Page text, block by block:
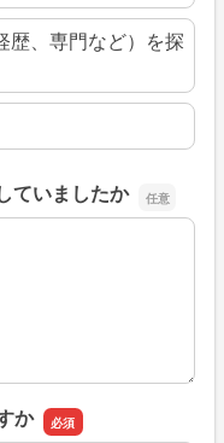
歴、専門など）を探
ていましたか
いましたか
か